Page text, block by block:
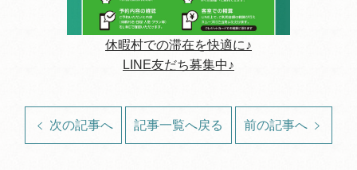
休暇村での滞在を快適に♪
LINE友だち募集中♪
次の記事へ 記事一覧へ戻る 前の記事へ